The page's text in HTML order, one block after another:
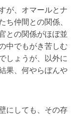
が、オマールとナ
ち仲間との関係、
との関係がほぼ並
中でもがき苦しむ
しょうが、以外に
果、何やらぼんや
にしても、その存